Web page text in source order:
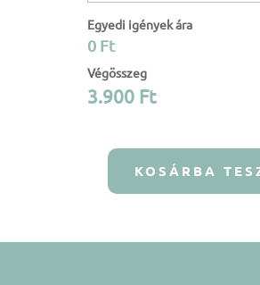
Egyedi igények ára
0 Ft
Végösszeg
3.900 Ft
Biztonsági
-
KOSÁRBA